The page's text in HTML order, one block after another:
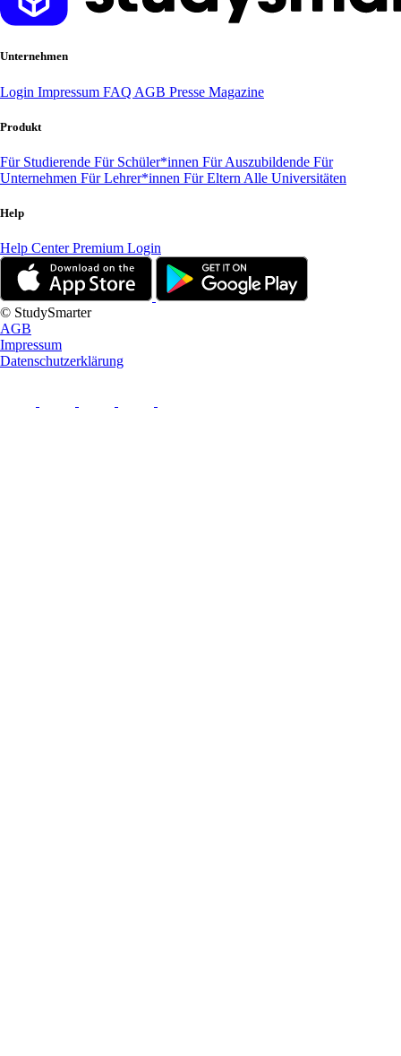
Unternehmen
Login Impressum FAQ AGB Presse Magazine
Produkt
Für Studierende Für Schüler*innen Für Auszubildende Für
Unternehmen Für Lehrer*innen Für Eltern Alle Universitäten
Help
Help CenterPremium Login
© StudySmarter
AGB
Impressum
Datenschutzerklärung